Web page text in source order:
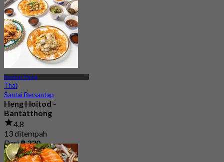
Banthat Thong
Thai
Santai Bersantap
Heng Hoitod -
Bantatthong
4.8
13 ditempah
Dari฿ 230